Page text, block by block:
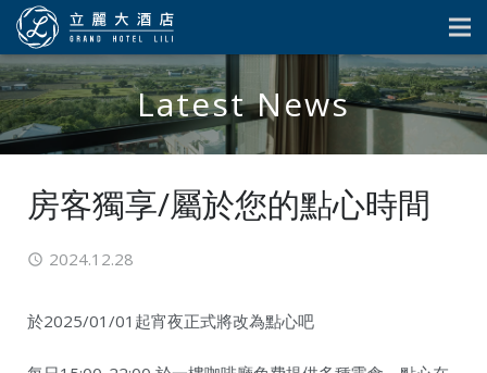
Latest News
房客獨享/屬於您的點心時間
2024.12.28
於2025/01/01起宵夜正式將改為點心吧